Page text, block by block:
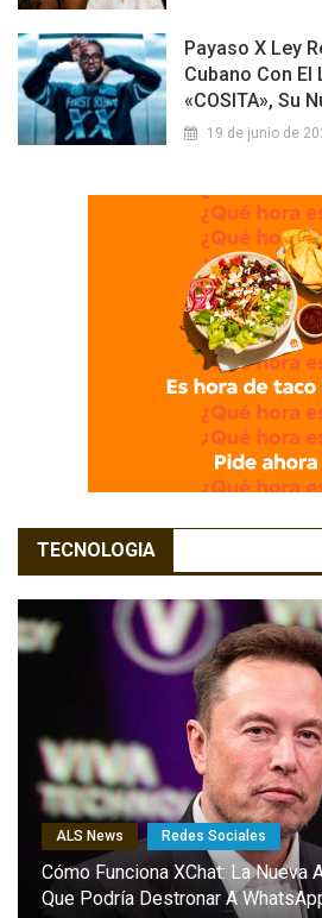
Payaso X Ley
Cubano Con El
«COSITA», Su
19 de junio de
TECNOLOGIA
ALS News Redes Sociales
El Combat Aircraft 1: El Dron
Podría Marcar Un Antes Y Un
Capacidades De Europa